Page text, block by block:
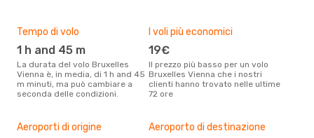
Tempo di volo
1 h and 45 m
La durata del volo Bruxelles
Vienna è, in media, di 1 h and 45
m minuti, ma può cambiare a
seconda delle condizioni.
I voli più economici
19€
Il prezzo più basso per un volo
Bruxelles Vienna che i nostri
clienti hanno trovato nelle ultime
72 ore
Aeroporti di origine Aeroporto di destinazione